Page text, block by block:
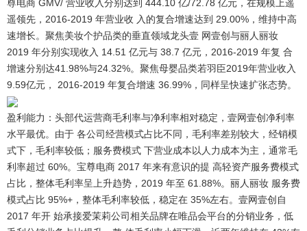
尊电商 GMV/ 营业收入分别达到 444.10 亿/72.78 亿元，在规模上遥
遥领先，2016-2019 年营业收 入的复合增速达到 29.00%，维持中高
速增长。聚焦美妆个护品类的垂直领域龙头壹 网壹创与丽人丽妆
2019 年分别实现收入 14.51 亿元与 38.7 亿元，2016-2019 年复 合
增速分别达41.98%与24.32%。聚焦母婴品类若羽臣2019年营业收入
9.59亿元， 2016-2019 年复合增速 36.99%，同样呈快速扩张态势。
盈利能力：头部代运营商毛利率与净利率相对稳定，壹网壹创净利率
水平最优。 由于 各公司经营模式占比不同，毛利率差别较大，经销模
式下，毛利率较低；服务费模式 下营业成本以人力成本为主，通常毛
利率超过 60%。宝尊电商 2017 年来有意识的提 高轻资产服务费模式
占比，整体毛利率呈上升趋势，2019 年至 61.88%。丽人丽妆 服务费
模式占比 95%+，整体毛利率较低，稳定在 35%左右。壹网壹创自
2017 年开 始承接爱茉莉公司相关品牌在唯品会平台的分销业务，低